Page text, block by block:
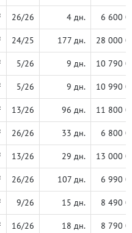
26/26 4 дн. 6 600
24/25 177 дн. 28 000
5/26 9 дн. 10 790
5/26 9 дн. 10 990
13/26 96 дн. 11 800
26/26 33 дн. 6 800
13/26 29 дн. 13 000
26/26 107 дн. 6 990
9/26 15 дн. 8 490
16/26 18 дн. 8 790